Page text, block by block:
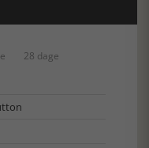
28 dage